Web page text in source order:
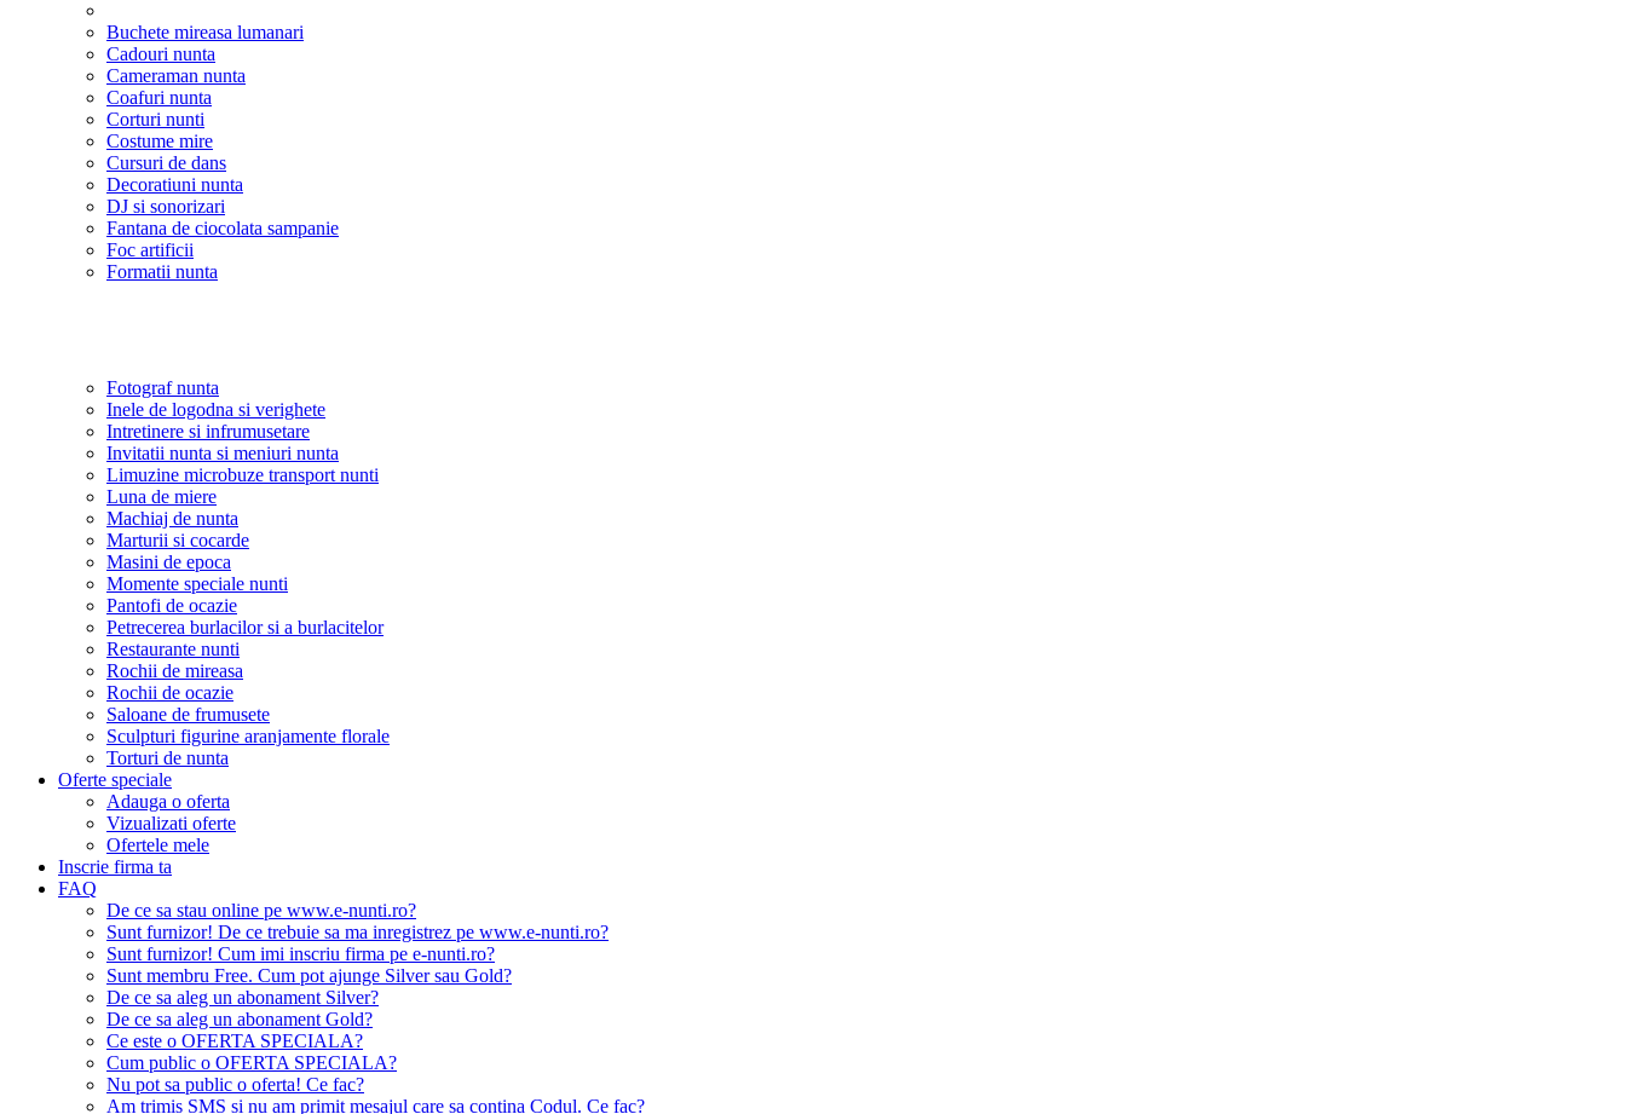
Buchete mireasa lumanari
Cadouri nunta
Cameraman nunta
Coafuri nunta
Corturi nunti
Costume mire
Cursuri de dans
Decoratiuni nunta
DJ si sonorizari
Fantana de ciocolata sampanie
Foc artificii
Formatii nunta
Fotograf nunta
Inele de logodna si verighete
Intretinere si infrumusetare
Invitatii nunta si meniuri nunta
Limuzine microbuze transport nunti
Luna de miere
Machiaj de nunta
Marturii si cocarde
Masini de epoca
Momente speciale nunti
Pantofi de ocazie
Petrecerea burlacilor si a burlacitelor
Restaurante nunti
Rochii de mireasa
Rochii de ocazie
Saloane de frumusete
Sculpturi figurine aranjamente florale
Torturi de nunta
Oferte speciale
Adauga o oferta
Vizualizati oferte
Ofertele mele
Inscrie firma ta
FAQ
De ce sa stau online pe www.e-nunti.ro?
Sunt furnizor! De ce trebuie sa ma inregistrez pe www.e-nunti.ro?
Sunt furnizor! Cum imi inscriu firma pe e-nunti.ro?
Sunt membru Free. Cum pot ajunge Silver sau Gold?
De ce sa aleg un abonament Silver?
De ce sa aleg un abonament Gold?
Ce este o OFERTA SPECIALA?
Cum public o OFERTA SPECIALA?
Nu pot sa public o oferta! Ce fac?
Am trimis SMS si nu am primit mesajul care sa contina Codul. Ce fac?